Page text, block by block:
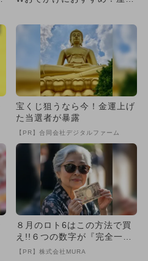
宝くじ狙うなら今！金運上げ
た当選者が暴露
【PR】合同会社デジタルファーム
８月のロト6はこの方法で買
え!!６つの数字が『完全一
致』する方法
【PR】株式会社MURA